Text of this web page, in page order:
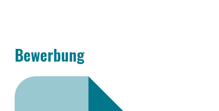
Bewerbung